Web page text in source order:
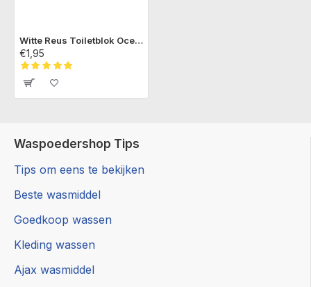
Witte Reus Toiletblok Ocean
€1,95
Waspoedershop Tips
Tips om eens te bekijken
Beste wasmiddel
Goedkoop wassen
Kleding wassen
Ajax wasmiddel